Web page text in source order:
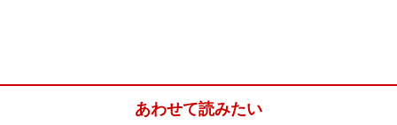
あわせて読みたい